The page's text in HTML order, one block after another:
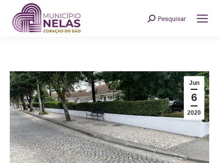
Search:
Pesquisar
Jun
6
2020